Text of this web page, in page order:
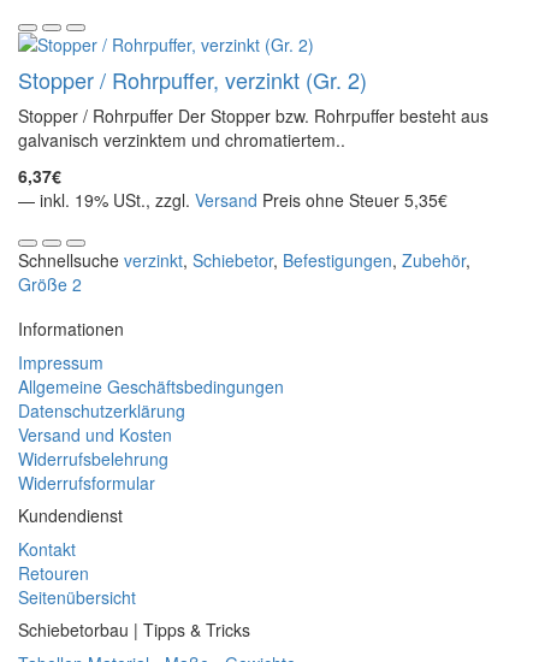
Stopper / Rohrpuffer, verzinkt (Gr. 2)
Stopper / Rohrpuffer Der Stopper bzw. Rohrpuffer besteht aus
galvanisch verzinktem und chromatiertem..
6,37€
— inkl. 19% USt., zzgl. Versand Preis ohne Steuer 5,35€
Schnellsuche verzinkt, Schiebetor, Befestigungen, Zubehör,
Größe 2
Informationen
Impressum
Allgemeine Geschäftsbedingungen
Datenschutzerklärung
Versand und Kosten
Widerrufsbelehrung
Widerrufsformular
Kundendienst
Kontakt
Retouren
Seitenübersicht
Schiebetorbau | Tipps & Tricks